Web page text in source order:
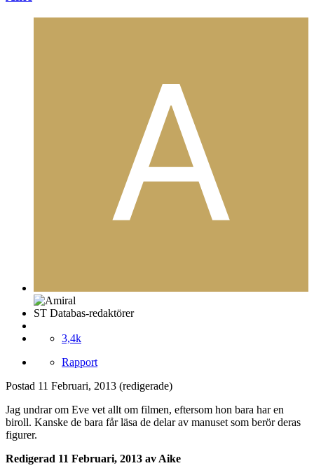
ST Databas-redaktörer
3,4k
Rapport
Postad 11 Februari, 2013 (redigerade)
Jag undrar om Eve vet allt om filmen, eftersom hon bara har en
biroll. Kanske de bara får läsa de delar av manuset som berör deras
figurer.
Redigerad 11 Februari, 2013 av Aike